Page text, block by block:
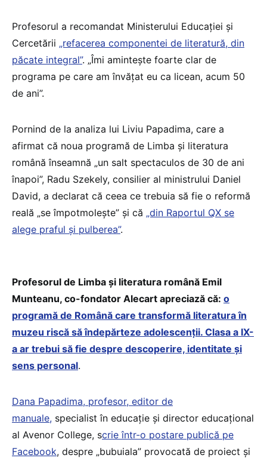
Profesorul a recomandat Ministerului Educației și
Cercetării „refacerea componentei de literatură, din
păcate integral”. „Îmi amintește foarte clar de
programa pe care am învățat eu ca licean, acum 50
de ani”.
Pornind de la analiza lui Liviu Papadima, care a
afirmat că noua programă de Limba și literatura
română înseamnă „un salt spectaculos de 30 de ani
înapoi”, Radu Szekely, consilier al ministrului Daniel
David, a declarat că ceea ce trebuia să fie o reformă
reală „se împotmolește” și că „din Raportul QX se
alege praful și pulberea”.
Profesorul de Limba și literatura română Emil
Munteanu, co-fondator Alecart apreciază că: o
programă de Română care transformă literatura în
muzeu riscă să îndepărteze adolescenții. Clasa a IX-
a ar trebui să fie despre descoperire, identitate și
sens personal.
Dana Papadima, profesor, editor de
manuale, specialist în educație și director educațional
al Avenor College, scrie într-o postare publică pe
Facebook, despre „bubuiala” provocată de proiect și